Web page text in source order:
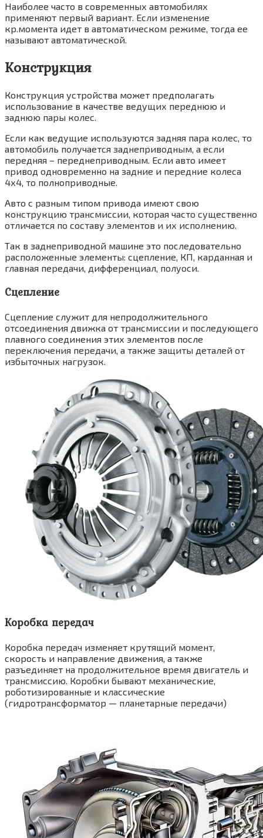
Наиболее часто в современных автомобилях
применяют первый вариант. Если изменение
кр.момента идет в автоматическом режиме, тогда ее
называют автоматической.
Конструкция
Конструкция устройства может предполагать
использование в качестве ведущих переднюю и
заднюю пары колес.
Если как ведущие используются задняя пара колес, то
автомобиль получается заднеприводным, а если
передняя – переднеприводным. Если авто имеет
привод одновременно на задние и передние колеса
4х4, то полноприводные.
Авто с разным типом привода имеют свою
конструкцию трансмиссии, которая часто существенно
отличается по составу элементов и их исполнению.
Так в заднеприводной машине это последовательно
расположенные элементы: сцепление, КП, карданная и
главная передачи, дифференциал, полуоси.
Сцепление
Сцепление служит для непродолжительного
отсоединения движка от трансмиссии и последующего
плавного соединения этих элементов после
переключения передачи, а также защиты деталей от
избыточных нагрузок.
Коробка передач
Коробка передач изменяет крутящий момент,
скорость и направление движения, а также
разъединяет на продолжительное время двигатель и
трансмиссию. Коробки бывают механические,
роботизированные и классические
(гидротрансформатор — планетарные передачи)